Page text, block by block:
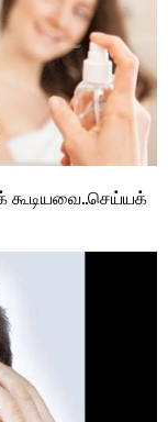
கூடியவை..செய்யக்